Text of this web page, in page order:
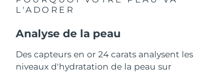
L'ADORER
Analyse de la peau
Des capteurs en or 24 carats analysent les
niveaux d'hydratation de la peau sur
Portugal Livraison estimée